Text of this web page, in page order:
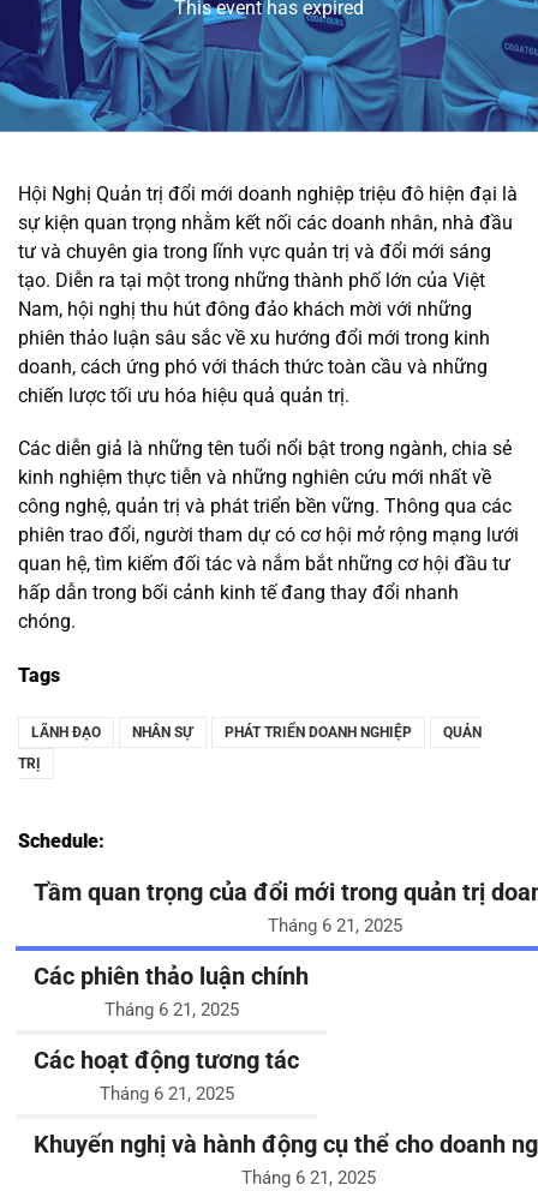
This event has expired
Hội Nghị Quản trị đổi mới doanh nghiệp triệu đô hiện đại là
sự kiện quan trọng nhằm kết nối các doanh nhân, nhà đầu
tư và chuyên gia trong lĩnh vực quản trị và đổi mới sáng
tạo. Diễn ra tại một trong những thành phố lớn của Việt
Nam, hội nghị thu hút đông đảo khách mời với những
phiên thảo luận sâu sắc về xu hướng đổi mới trong kinh
doanh, cách ứng phó với thách thức toàn cầu và những
chiến lược tối ưu hóa hiệu quả quản trị.
Các diễn giả là những tên tuổi nổi bật trong ngành, chia sẻ
kinh nghiệm thực tiễn và những nghiên cứu mới nhất về
công nghệ, quản trị và phát triển bền vững. Thông qua các
phiên trao đổi, người tham dự có cơ hội mở rộng mạng lưới
quan hệ, tìm kiếm đối tác và nắm bắt những cơ hội đầu tư
hấp dẫn trong bối cảnh kinh tế đang thay đổi nhanh
chóng.
Tags
LÃNH ĐẠO NHÂN SỰ PHÁT TRIỂN DOANH NGHIỆP
QUẢN
TRỊ
Schedule:
Tầm quan trọng của đổi mới trong quản trị
Tháng 6 21, 2025
Các phiên thảo luận chính
Tháng 6 21, 2025
Các hoạt động tương tác
Tháng 6 21, 2025
Khuyến nghị và hành động cụ thể cho doanh
Tháng 6 21, 2025